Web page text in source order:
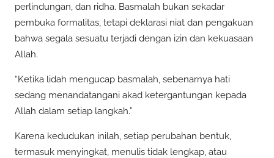
perlindungan, dan ridha. Basmalah bukan sekadar
pembuka formalitas, tetapi deklarasi niat dan pengakuan
bahwa segala sesuatu terjadi dengan izin dan kekuasaan
Allah.
“Ketika lidah mengucap basmalah, sebenarnya hati
sedang menandatangani akad ketergantungan kepada
Allah dalam setiap langkah.”
Karena kedudukan inilah, setiap perubahan bentuk,
termasuk menyingkat, menulis tidak lengkap, atau